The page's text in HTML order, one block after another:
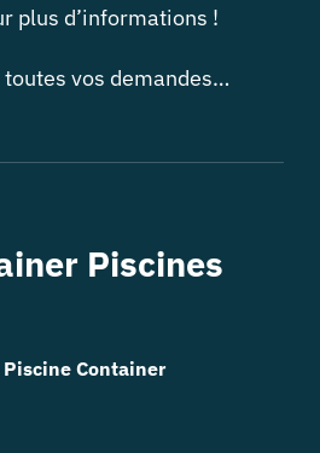
plus d’informations !
vos demandes…
Piscines
Container